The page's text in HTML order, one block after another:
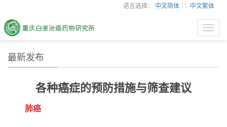
语言选择： 中文简体 ∷ 中文繁体
最新发布
各种癌症的预防措施与筛查建议
肺癌